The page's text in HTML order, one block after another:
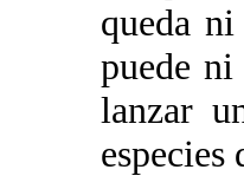
queda
puede ni
lanzar
especies